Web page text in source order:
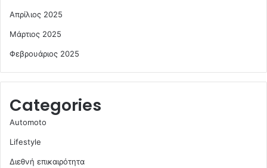
Απρίλιος 2025
Μάρτιος 2025
Φεβρουάριος 2025
Categories
Automoto
Lifestyle
Διεθνή επικαιρότητα